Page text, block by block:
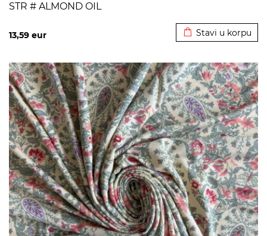
STR # ALMOND OIL
13,59 eur Stavi u korpu